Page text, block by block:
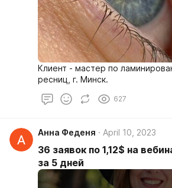
Клиент - мастер по
ресниц, г. Минск.
627
Анна Феденя April 10, 2023
36 заявок по 1,12$ на
за 5 дней